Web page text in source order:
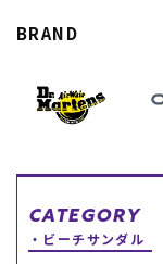
スノーTOP
スケート
BRAND
CATEGORY
ビーチサンダル